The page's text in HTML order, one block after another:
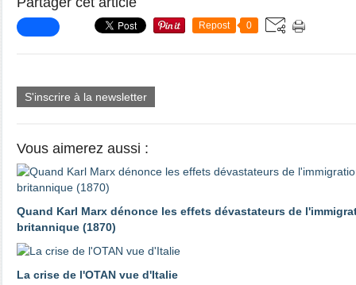
Repost 0
S'inscrire à la newsletter
Vous aimerez aussi :
Quand Karl Marx dénonce les effets dévastateurs de
britannique (1870)
La crise de l'OTAN vue d'Italie